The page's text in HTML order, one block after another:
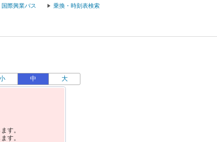
国際興業バス 乗換・時刻表検索
中 大
す。
す。